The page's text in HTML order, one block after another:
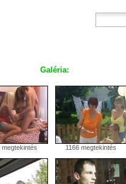
Galéria:
megtekintés 1166 megtekintés